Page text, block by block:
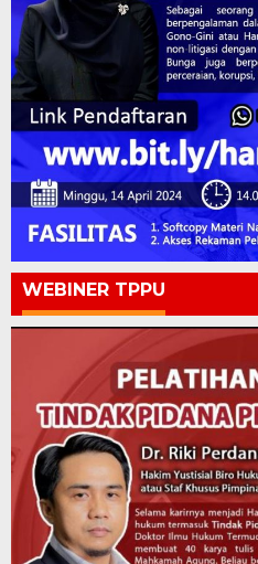
WEBINER TPPU